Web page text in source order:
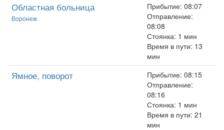
Областная больница
Воронеж
Прибытие: 08:07
Отправление:
08:08
Стоянка: 1 мин
Время в пути: 13
мин
Ямное, поворот
Прибытие: 08:15
Отправление:
08:16
Стоянка: 1 мин
Время в пути: 21
мин